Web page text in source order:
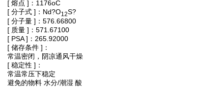
[ 熔点 ]：1176oC
[ 分子式 ]：Nd?O12S?
[ 分子量 ]：576.66800
[ 质量 ]：571.67100
[ PSA ]：265.92000
[ 储存条件 ]：
常温密闭，阴凉通风干燥
[ 稳定性 ]：
常温常压下稳定
避免的物料 水分/潮湿 酸